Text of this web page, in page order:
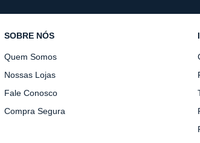
SOBRE NÓS
Quem Somos
Nossas Lojas
Fale Conosco
Compra Segura